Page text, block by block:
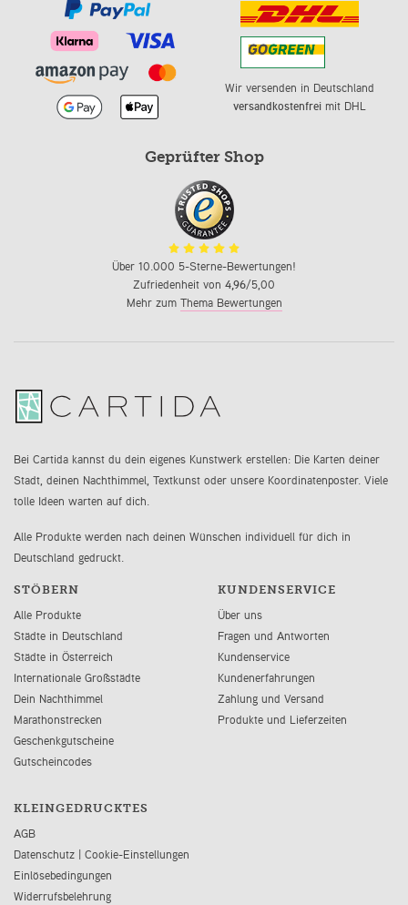
Wir versenden in Deutschland
versandkostenfreimit DHL
Geprüfter Shop
Über 10.000 5-Sterne-Bewertungen!
Zufriedenheit von 4,96/5,00
Mehr zum Thema Bewertungen
Bei Cartida kannst du dein eigenes Kunstwerk erstellen: Die Karten deiner
Stadt, deinen Nachthimmel, Textkunst oder unsere Koordinatenposter. Viele
tolle Ideen warten auf dich.
Alle Produkte werden nach deinen Wünschen individuell für dich in
Deutschland gedruckt.
STÖBERN
Alle Produkte
Städte in Deutschland
Städte in Österreich
Internationale Großstädte
Dein Nachthimmel
Marathonstrecken
Geschenkgutscheine
Gutscheincodes
KUNDENSERVICE
Über uns
Fragen und Antworten
Kundenservice
Kundenerfahrungen
Zahlung und Versand
Produkte und Lieferzeiten
KLEINGEDRUCKTES
AGB
Datenschutz | Cookie-Einstellungen
Einlösebedingungen
Widerrufsbelehrung